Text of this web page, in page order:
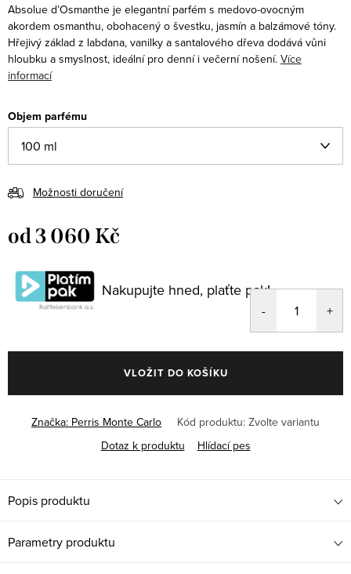
Absolue d’Osmanthe je elegantní parfém s medovo-ovocným
akordem osmanthu, obohacený o švestku, jasmín a balzámové tóny.
Hřejivý základ z labdana, vanilky a santalového dřeva dodává vůni
hloubku a smyslnost, ideální pro denní i večerní nošení. Více
informací
Objem parfému
Možnosti doručení
od3 060 Kč
cena:
Nakupujte hned, plaťte pak!
VLOŽIT DO KOŠÍKU
Značka: Perris Monte Carlo Kód produktu: Zvolte variantu
Dotaz k produktu
Hlídací pes
Popis produktu
Parametry produktu